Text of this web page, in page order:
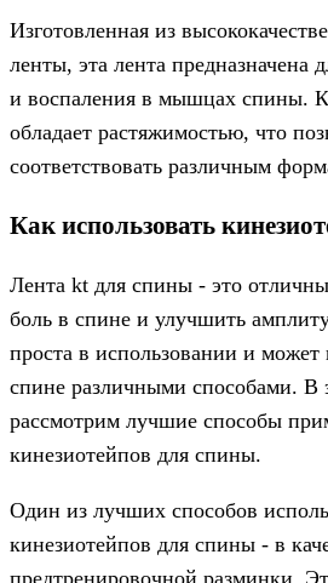
Изготовленная из
ленты, эта лента предназначена
и воспаления в мышцах спины.
обладает растяжимостью, что
соответствовать различным
Как использовать
Лента kt для спины - это
боль в спине и улучшить
проста в использовании и может
спине различными способами. В
рассмотрим лучшие способы
кинезиотейпов для спины.
Один из лучших способов
кинезиотейпов для спины - в